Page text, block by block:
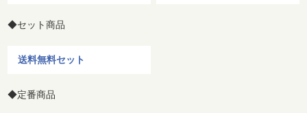
◆セット商品
送料無料セット
◆定番商品